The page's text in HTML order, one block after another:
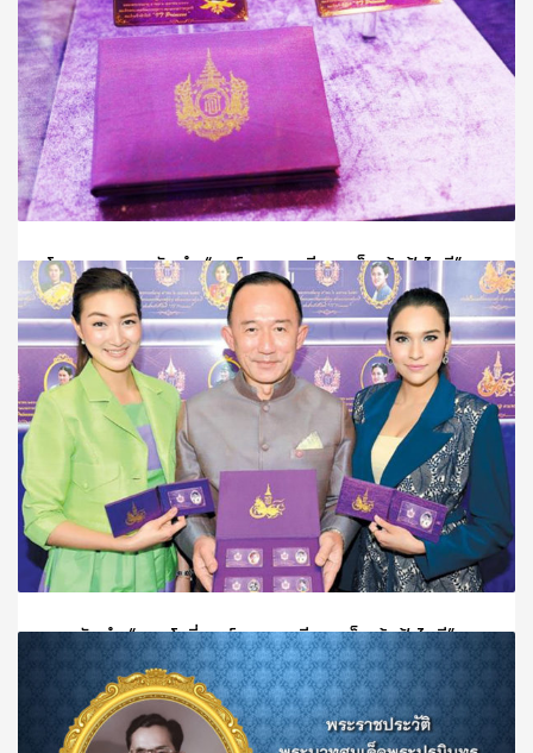
ประวัติการสร้าง เมื่อปี พ.ศ. 2508 ทางวัดบวรฯ ได้ดำเนินก
PUBLISHED IN
รัชกาลที่ 9
TAGGED UNDER:
ทรงผนวช,รัชกาลที่ 9 รัชกาลที่ 9 ทรงผนวช
โครงการ การจัดทำ “การ์ด ยูเอสบี สมเด็จเจ้าฟ้าไอที”
วันจันทร์, 07 กุมภาพันธ์ 2022 BY
ความเป็นมาและวัตถุประสงค์ ในการจัดทำ “แฟลช ไดร์ฟ สมเด็จ
PUBLISHED IN สมเด็จพระกนิษฐาธิราชเจ้า
TAGGED UNDER:
สมเด็จพระกนิษฐาธิราชเจ้า กรมสมเด็จพระเทพรัตนราชสุดาฯ
สยามบรมราชกุมารี,สมเด็จพระเทพรัตนราชสุดาฯ สยามบรมราชกุมารี ,สมเด็จเจ้าฟ้า
, แมมโมรี่ การ์ด ยูเอสบี
การจัดทำ “แมมโมรี่ การ์ด ยูเอสบี สมเด็จเจ้าฟ้าไอที”
วันจันทร์, 07 กุมภาพันธ์ 2022 BYSCADMIN
เมื่อวันที่ ๑๘ มิถุนายน ๒๕๕๘ ณ ห้องเทวกรรมรังรักษ์ สโมส